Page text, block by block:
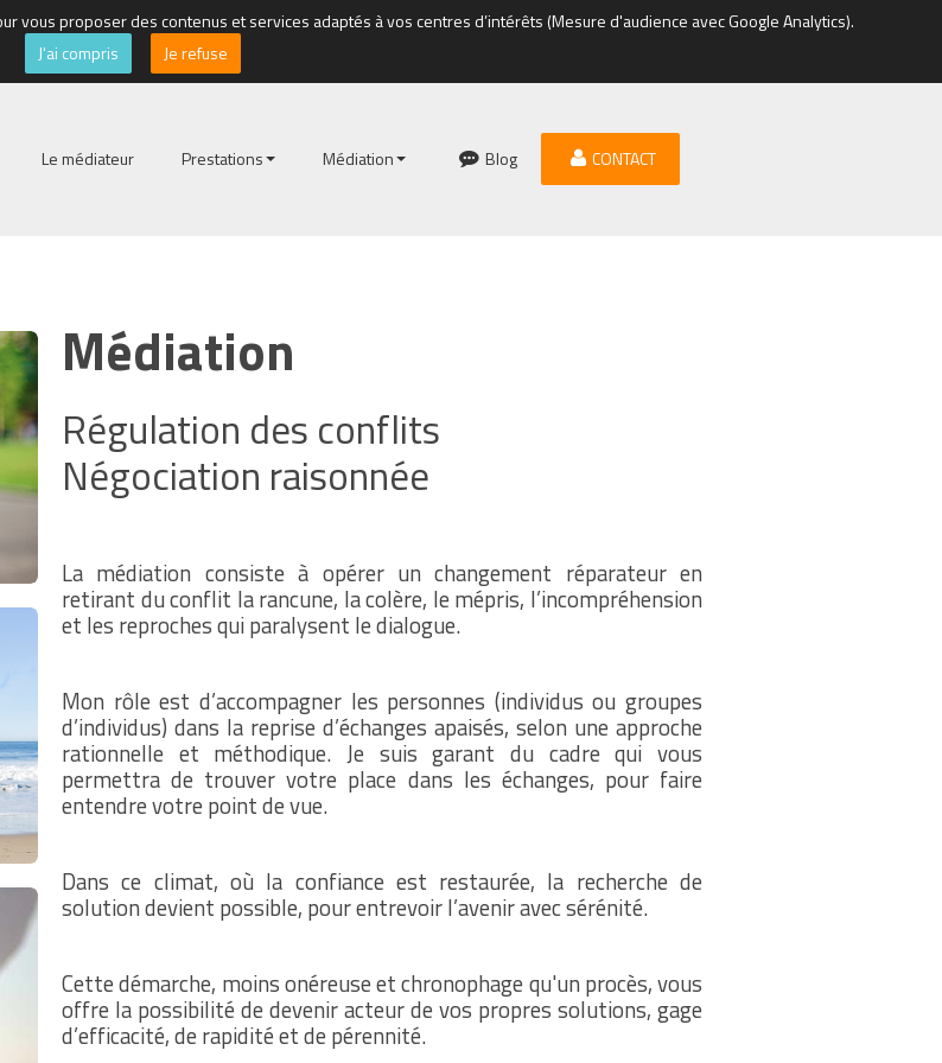
vous proposer des contenus et services adaptés à vos centres d’intérêts (Mesure d'audience avec Google Analytics).
J'ai compris
Je refuse
Le médiateur Prestations Médiation Blog CONTACT
Médiation
Régulation des conflits
Négociation raisonnée
La médiation consiste à opérer un changement réparateur en
retirant du conflit la rancune, la colère, le mépris, l’incompréhension
et les reproches qui paralysent le dialogue.
Mon rôle est d’accompagner les personnes (individus ou groupes
d’individus) dans la reprise d’échanges apaisés, selon une approche
rationnelle et méthodique. Je suis garant du cadre qui vous
permettra de trouver votre place dans les échanges, pour faire
entendre votre point de vue.
Dans ce climat, où la confiance est restaurée, la recherche de
solution devient possible, pour entrevoir l’avenir avec sérénité.
Cette démarche, moins onéreuse et chronophage qu'un procès, vous
offre la possibilité de devenir acteur de vos propres solutions, gage
d’efficacité, de rapidité et de pérennité.